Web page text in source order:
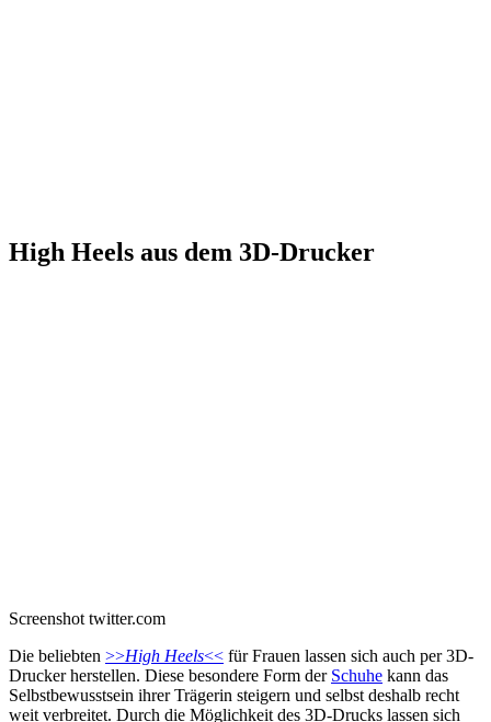
High Heels aus dem 3D-Drucker
Screenshot twitter.com
Die beliebten >>High Heels<< für Frauen lassen sich auch per 3D-
Drucker herstellen. Diese besondere Form der Schuhe kann das
Selbstbewusstsein ihrer Trägerin steigern und selbst deshalb recht
weit verbreitet. Durch die Möglichkeit des 3D-Drucks lassen sich